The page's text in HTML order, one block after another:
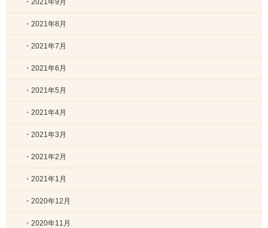
・2021年8月
・2021年7月
・2021年6月
・2021年5月
・2021年4月
・2021年3月
・2021年2月
・2021年1月
・2020年12月
・2020年11月